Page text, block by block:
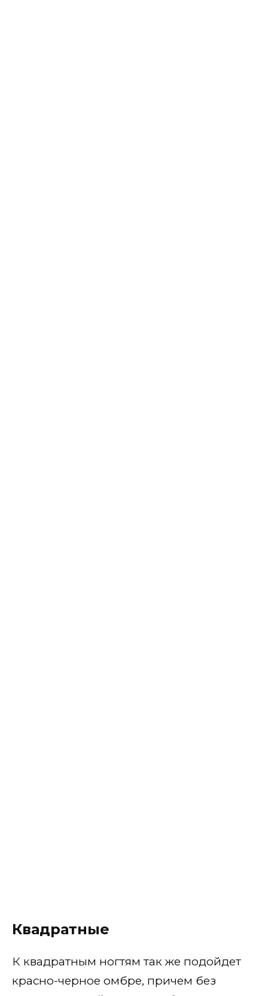
Квадратные
К квадратным ногтям так же подойдет
красно-черное омбре, причем без